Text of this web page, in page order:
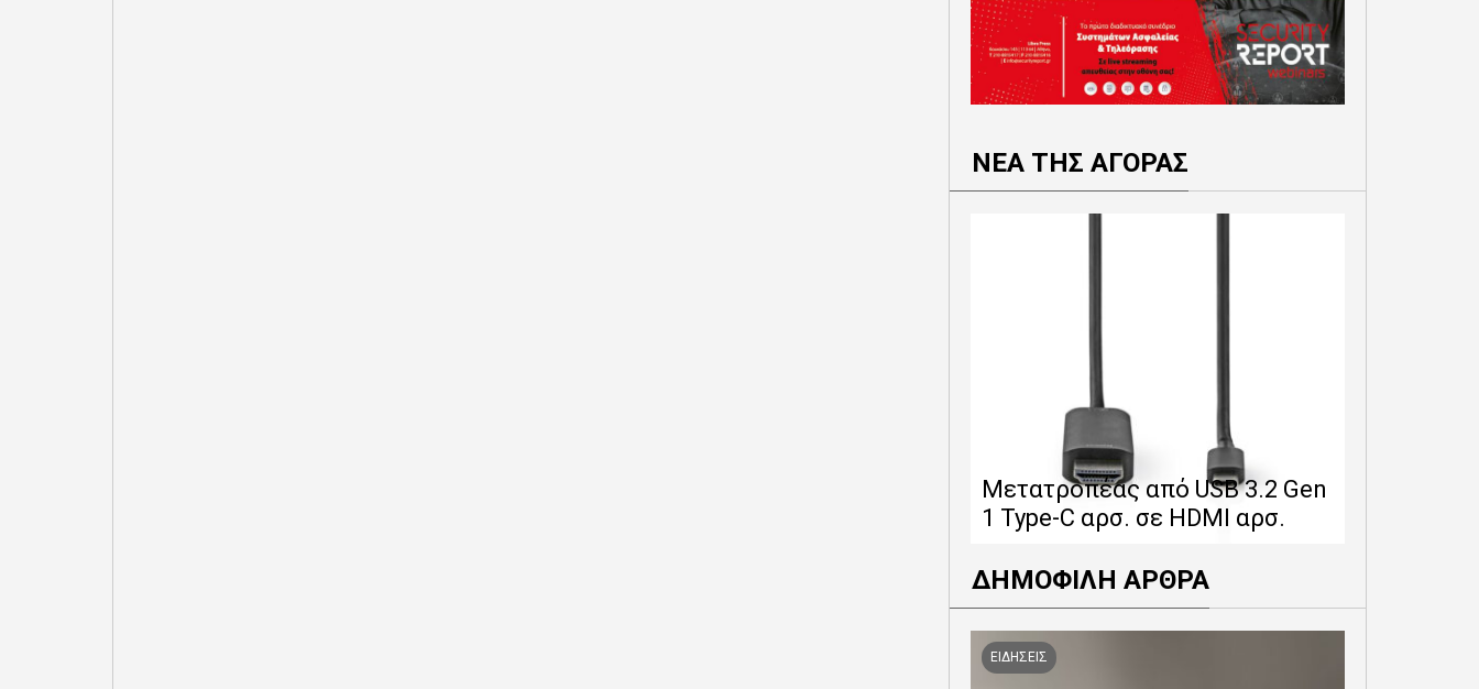
ΝΕΑ ΤΗΣ ΑΓΟΡΑΣ
Μετατροπέας από USB 3.2 Gen
1 Type-C αρσ. σε HDMI αρσ.
ΔΗΜΟΦΙΛΗ ΑΡΘΡΑ
ΕΙΔΗΣΕΙΣ